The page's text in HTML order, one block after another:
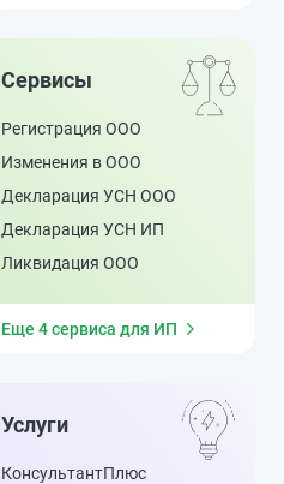
Сервисы
Регистрация ООО
Изменения в ООО
Декларация УСН ООО
Декларация УСН ИП
Ликвидация ООО
Еще 4 сервиса для ИП
Услуги
КонсультантПлюс